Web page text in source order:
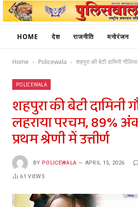
HOME देश राजनीति मनोरंजन
Home - Policewala - शहपुरा की बेटी दामिनी गौलिया ने लहराया
POLICEWALA
शहपुरा की बेटी दामिनी
लहराया परचम, 89%
प्रथम श्रेणी में उत्तीर्ण
BY POLICEWALA APRIL 15, 2026
61VIEWS